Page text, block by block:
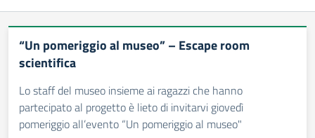
“Un pomeriggio al museo” – Escape room
scientifica
Lo staff del museo insieme ai ragazzi che hanno
partecipato al progetto è lieto di invitarvi giovedì
pomeriggio all’evento “Un pomeriggio al museo"